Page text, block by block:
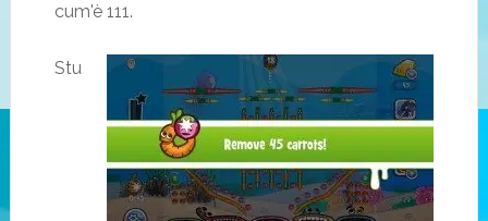
cum'è 111.
Stu